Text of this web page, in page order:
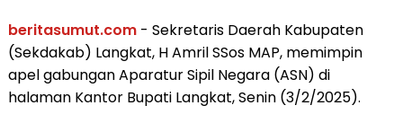
beritasumut.com- Sekretaris Daerah Kabupaten
(Sekdakab) Langkat, H Amril SSos MAP, memimpin
apel gabungan Aparatur Sipil Negara (ASN) di
halaman Kantor Bupati Langkat, Senin (3/2/2025).